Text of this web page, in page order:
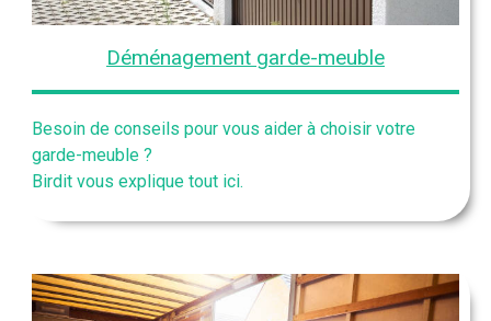
Déménagement garde-meuble
Besoin de conseils pour vous aider à choisir votre
garde-meuble ?
Birdit vous explique tout ici.